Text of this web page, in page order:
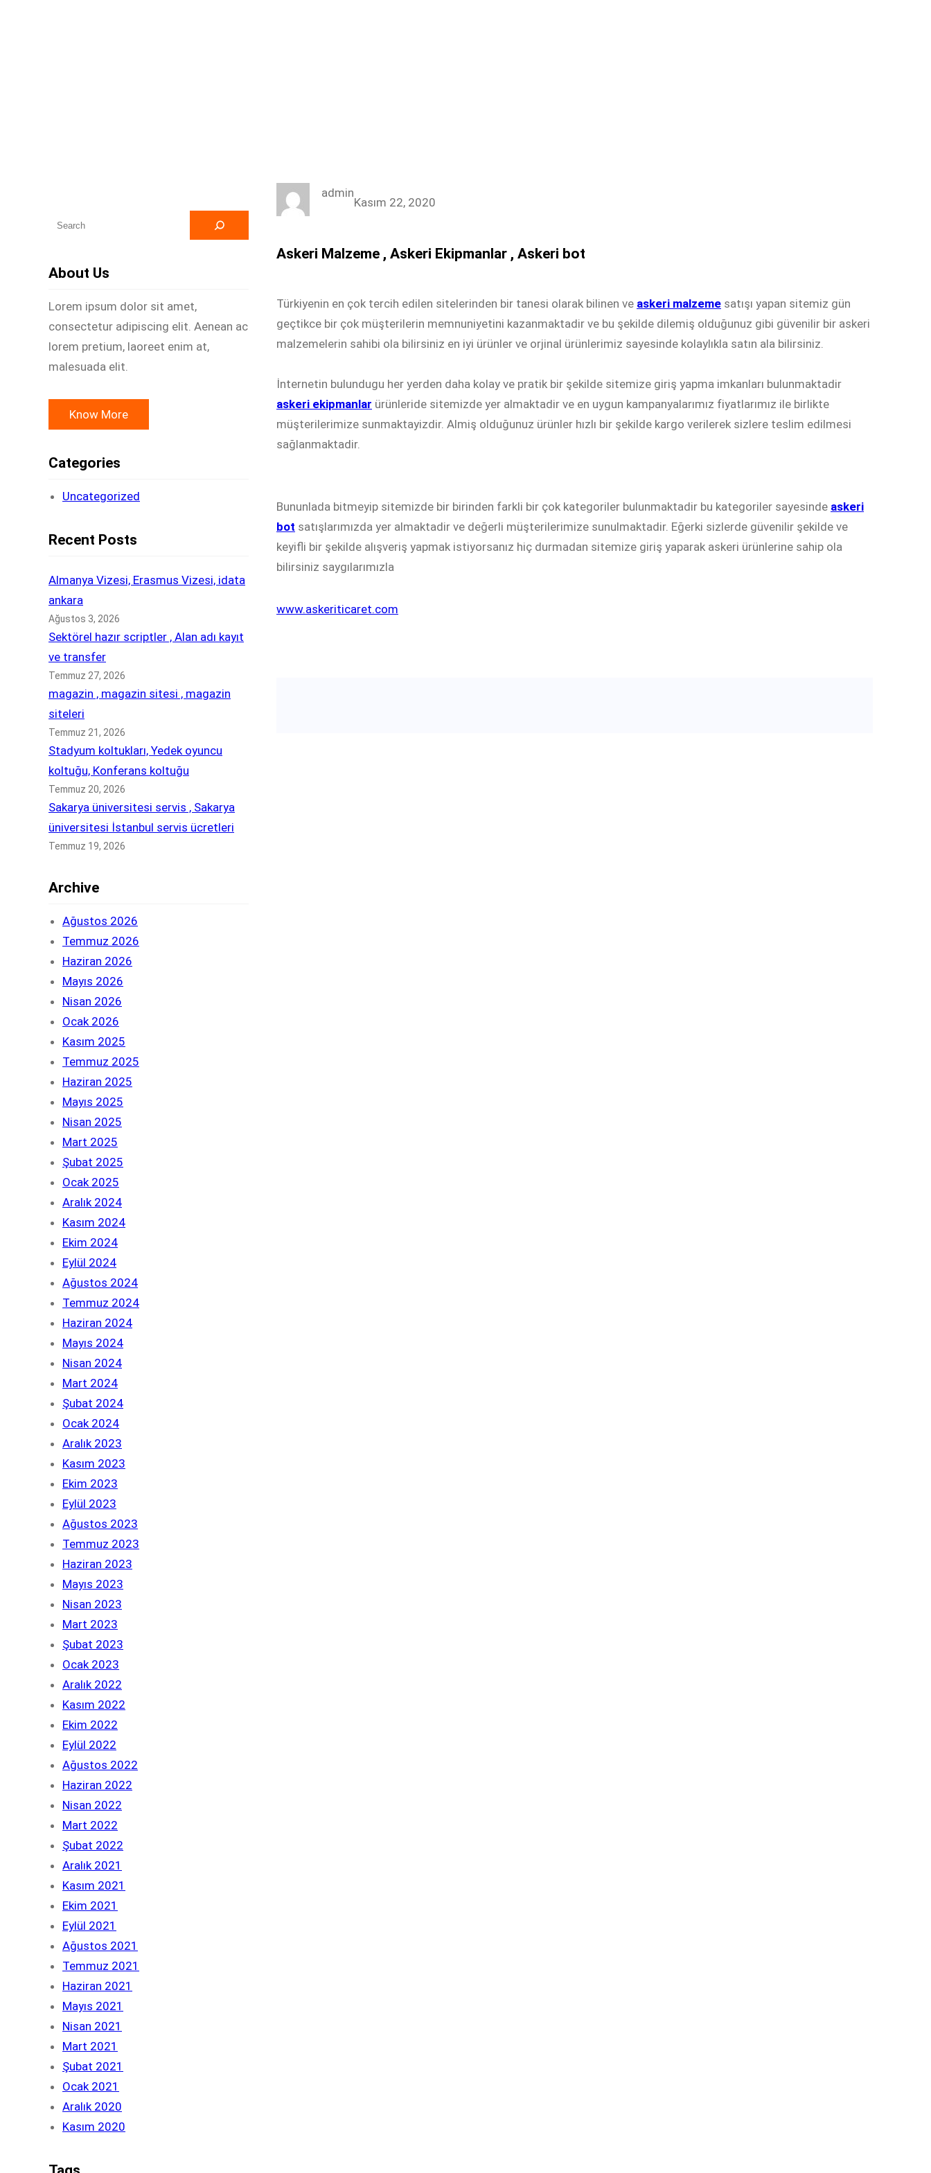
About Us
Lorem ipsum dolor sit amet,
consectetur adipiscing elit. Aenean ac
lorem pretium, laoreet enim at,
malesuada elit.
Know More
Categories
Uncategorized
Recent Posts
Almanya Vizesi, Erasmus Vizesi, idata
ankara
Ağustos 3, 2026
Sektörel hazır scriptler , Alan adı kayıt
ve transfer
Temmuz 27, 2026
magazin , magazin sitesi , magazin
siteleri
Temmuz 21, 2026
Stadyum koltukları, Yedek oyuncu
koltuğu, Konferans koltuğu
Temmuz 20, 2026
Sakarya üniversitesi servis , Sakarya
üniversitesi İstanbul servis ücretleri
Temmuz 19, 2026
Archive
Ağustos 2026
Temmuz 2026
Haziran 2026
Mayıs 2026
Nisan 2026
Ocak 2026
Kasım 2025
Temmuz 2025
Haziran 2025
Mayıs 2025
Nisan 2025
Mart 2025
Şubat 2025
Ocak 2025
Aralık 2024
Kasım 2024
Ekim 2024
Eylül 2024
Ağustos 2024
Temmuz 2024
Haziran 2024
Mayıs 2024
Nisan 2024
Mart 2024
Şubat 2024
Ocak 2024
Aralık 2023
Kasım 2023
Ekim 2023
Eylül 2023
Ağustos 2023
Temmuz 2023
Haziran 2023
Mayıs 2023
Nisan 2023
Mart 2023
Şubat 2023
Ocak 2023
Aralık 2022
Kasım 2022
Ekim 2022
Eylül 2022
Ağustos 2022
Haziran 2022
Nisan 2022
Mart 2022
Şubat 2022
Aralık 2021
Kasım 2021
Ekim 2021
Eylül 2021
Ağustos 2021
Temmuz 2021
Haziran 2021
Mayıs 2021
Nisan 2021
Mart 2021
Şubat 2021
Ocak 2021
Aralık 2020
Kasım 2020
admin
Kasım 22, 2020
Askeri Malzeme , Askeri Ekipmanlar , Askeri bot
Türkiyenin en çok tercih edilen sitelerinden bir tanesi olarak bilinen ve askeri malzeme satışı yapan sitemiz gün
geçtikce bir çok müşterilerin memnuniyetini kazanmaktadir ve bu şekilde dilemiş olduğunuz gibi güvenilir bir askeri
malzemelerin sahibi ola bilirsiniz en iyi ürünler ve orjinal ürünlerimiz sayesinde kolaylıkla satın ala bilirsiniz.
İnternetin bulundugu her yerden daha kolay ve pratik bir şekilde sitemize giriş yapma imkanları bulunmaktadir
askeri ekipmanlar ürünleride sitemizde yer almaktadir ve en uygun kampanyalarımız fiyatlarımız ile birlikte
müşterilerimize sunmaktayizdir. Almiş olduğunuz ürünler hızlı bir şekilde kargo verilerek sizlere teslim edilmesi
sağlanmaktadir.
Bununlada bitmeyip sitemizde bir birinden farkli bir çok kategoriler bulunmaktadir bu kategoriler sayesinde askeri
bot satışlarımızda yer almaktadir ve değerli müşterilerimize sunulmaktadir. Eğerki sizlerde güvenilir şekilde ve
keyifli bir şekilde alışveriş yapmak istiyorsanız hiç durmadan sitemize giriş yaparak askeri ürünlerine sahip ola
bilirsiniz saygılarımızla
www.askeriticaret.com